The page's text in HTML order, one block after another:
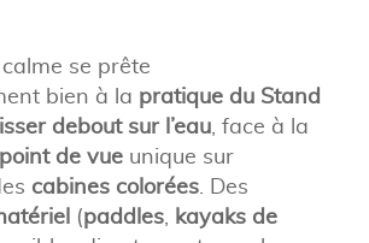
se prête
bien à la pratique du Stand
debout sur l’eau, face à la
point de vueunique sur
cabines colorées. Des
(paddles, kayaks de